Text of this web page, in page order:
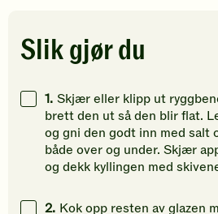
Klikk
for
gi
din
vurdering.
din
Slik gjør du
1. Skjær eller klipp ut
brett den ut så den blir flat.
og gni den godt inn med salt
både over og under. Skjær
og dekk kyllingen med
2. Kok opp resten av glazen